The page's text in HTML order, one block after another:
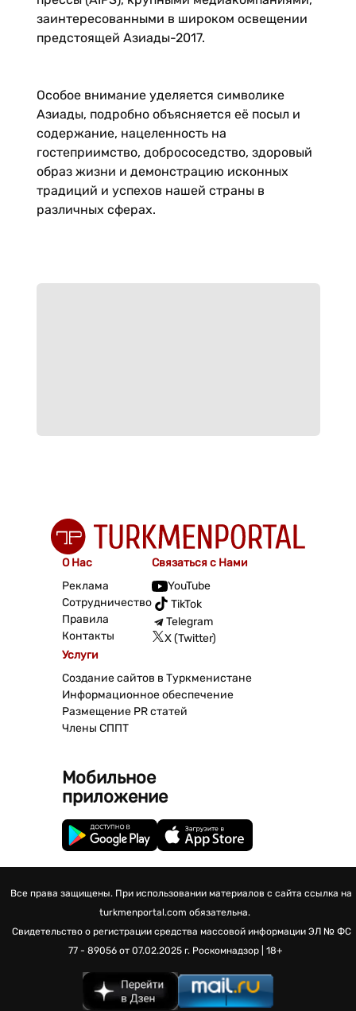
заинтересованными в широком освещении
предстоящей Азиады-2017.
Особое внимание уделяется символике
Азиады, подробно объясняется её посыл и
содержание, нацеленность на
гостеприимство, добрососедство, здоровый
образ жизни и демонстрацию исконных
традиций и успехов нашей страны в
различных сферах.
О Нас
Реклама
Сотрудничество
Правила
Контакты
Связаться с Нами
YouTube
TikTok
Telegram
X (Twitter)
Услуги
Создание сайтов в Туркменистане
Информационное обеспечение
Размещение PR статей
Члены СППТ
Мобильное
приложение
Все права защищены. При использовании материалов с сайта ссылка на
turkmenportal.com обязательна.
Свидетельство о регистрации средства массовой информации ЭЛ № ФС
77 - 89056 от 07.02.2025 г. Роскомнадзор | 18+